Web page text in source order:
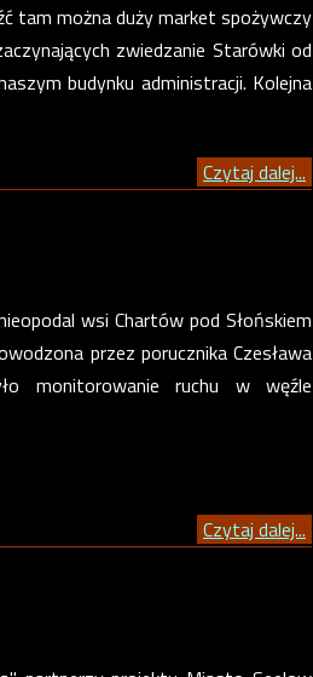
tam można duży market spożywczy
zwiedzanie Starówki od
budynku administracji. Kolejna
Czytaj dalej...
wsi Chartów pod Słońskiem
przez porucznika Czesława
monitorowanie ruchu w węźle
Czytaj dalej...